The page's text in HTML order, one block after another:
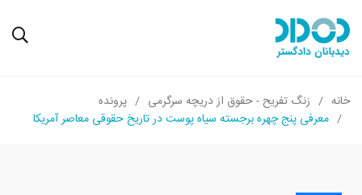
خانه زنگ تفریح - حقوق از دریچه سرگرمی
پرونده
معرفی پنج چهره برجسته سیاه پوست در تاریخ حقوقی معاصر آمریکا